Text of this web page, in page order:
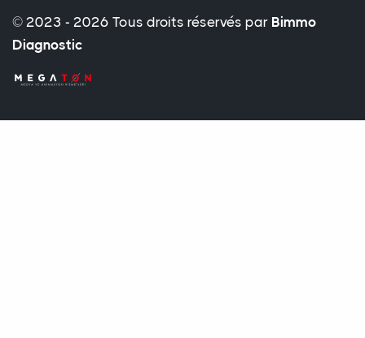
© 2023 - 2026 Tous droits réservés par Bimmo
Diagnostic